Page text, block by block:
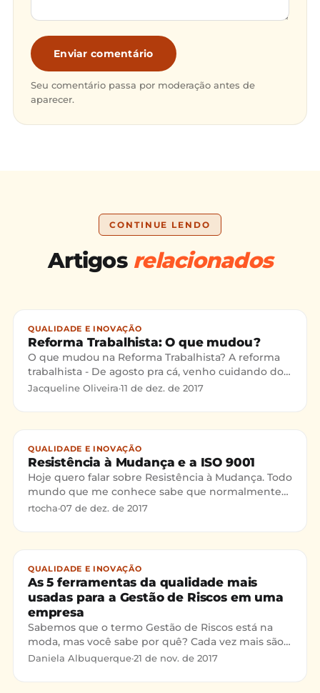
Enviar comentário
Seu comentário passa por moderação antes de
aparecer.
CONTINUE LENDO
Artigos relacionados
QUALIDADE E INOVAÇÃO
Reforma Trabalhista: O que mudou?
O que mudou na Reforma Trabalhista? A reforma
trabalhista - De agosto pra cá, venho cuidando do
departamento pessoal aqui da Templum, e tenho
Jacqueline Oliveira·11 de dez. de 2017
QUALIDADE E INOVAÇÃO
Resistência à Mudança e a ISO 9001
Hoje quero falar sobre Resistência à Mudança. Todo
mundo que me conhece sabe que normalmente
escrevo sobre temas técnicos de um sistema de
rtocha·07 de dez. de 2017
QUALIDADE E INOVAÇÃO
As 5 ferramentas da qualidade mais
usadas para a Gestão de Riscos em uma
empresa
Sabemos que o termo Gestão de Riscos está na
moda, mas você sabe por quê? Cada vez mais são
pequenos detalhes corporativos que diferem de
Daniela Albuquerque·21 de nov. de 2017